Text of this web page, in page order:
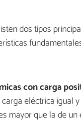
dos tipos
con carga
eléctrica igual
mayor que la de un